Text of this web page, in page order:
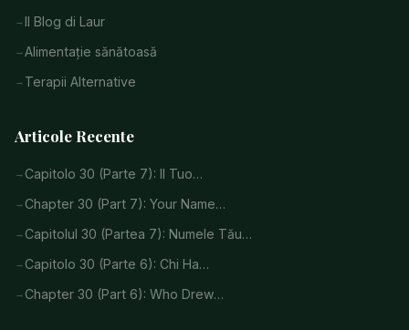
Il Blog di Laur
Alimentație sănătoasă
Terapii Alternative
Articole Recente
Capitolo 30 (Parte 7): Il Tuo…
Chapter 30 (Part 7): Your Name…
Capitolul 30 (Partea 7): Numele Tău…
Capitolo 30 (Parte 6): Chi Ha…
Chapter 30 (Part 6): Who Drew…